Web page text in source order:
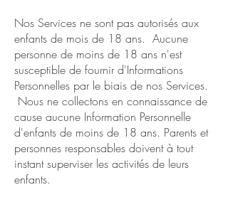
Nos Services ne sont pas autorisés aux
enfants de mois de 18 ans. Aucune
personne de moins de 18 ans n'est
susceptible de fournir d'Informations
Personnelles par le biais de nos Services.
Nous ne collectons en connaissance de
cause aucune Information Personnelle
d'enfants de moins de 18 ans. Parents et
personnes responsables doivent à tout
instant superviser les activités de leurs
enfants.